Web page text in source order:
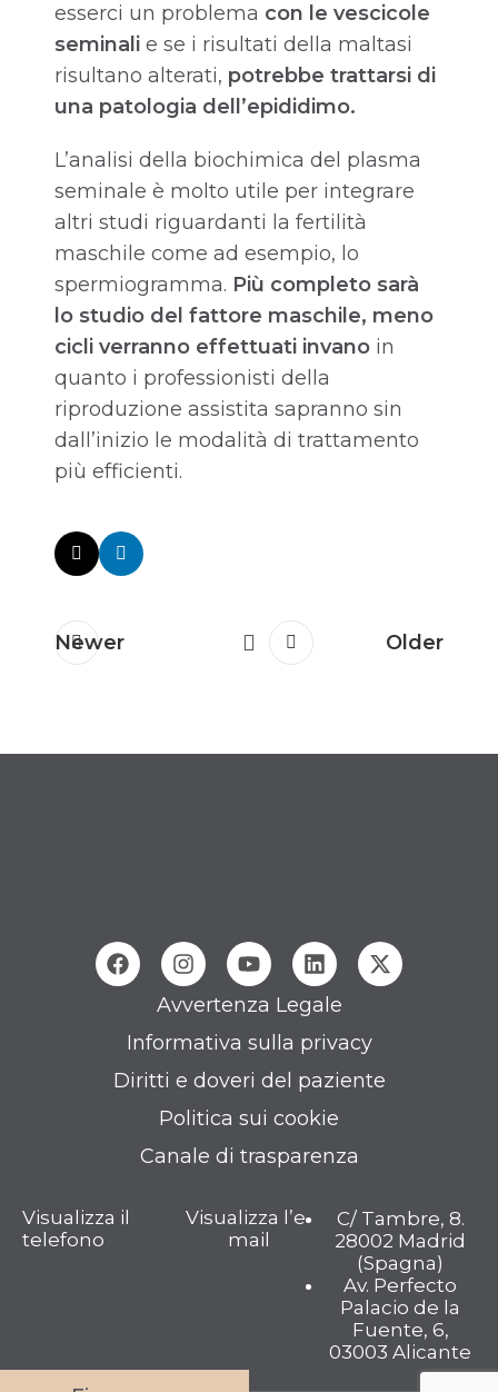
esserci un problema con le vescicole
seminali e se i risultati della maltasi
risultano alterati, potrebbe trattarsi di
una patologia dell’epididimo.
L’analisi della biochimica del plasma
seminale è molto utile per integrare
altri studi riguardanti la fertilità
maschile come ad esempio, lo
spermiogramma. Più completo sarà
lo studio del fattore maschile, meno
cicli verranno effettuati invano in
quanto i professionisti della
riproduzione assistita sapranno sin
dall’inizio le modalità di trattamento
più efficienti.
Newer Older
Avvertenza Legale
Informativa sulla privacy
Diritti e doveri del paziente
Politica sui cookie
Canale di trasparenza
Visualizza il
telefono
Visualizza l’e-
mail
C/ Tambre, 8.
28002 Madrid
(Spagna)
Av. Perfecto
Palacio de la
Fuente, 6,
03003 Alicante